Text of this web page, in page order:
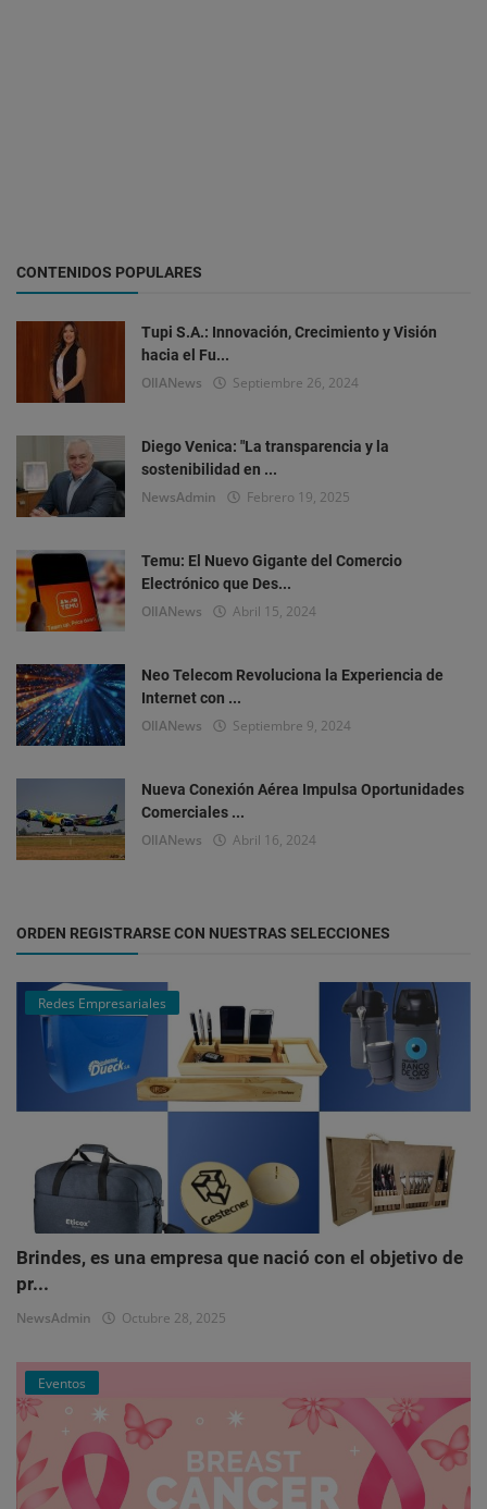
CONTENIDOS POPULARES
Tupi S.A.: Innovación, Crecimiento y Visión
hacia el Fu...
OlIANews Septiembre 26, 2024
Diego Venica: "La transparencia y la
sostenibilidad en ...
NewsAdmin Febrero 19, 2025
Temu: El Nuevo Gigante del Comercio
Electrónico que Des...
OlIANews Abril 15, 2024
Neo Telecom Revoluciona la Experiencia de
Internet con ...
OlIANews Septiembre 9, 2024
Nueva Conexión Aérea Impulsa Oportunidades
Comerciales ...
OlIANews Abril 16, 2024
ORDEN REGISTRARSE CON NUESTRAS SELECCIONES
Redes Empresariales
Brindes, es una empresa que nació con el objetivo de
pr...
NewsAdmin Octubre 28, 2025
Eventos